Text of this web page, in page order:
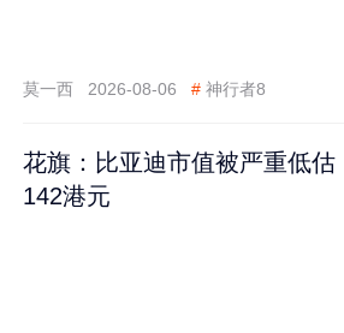
莫一西 2026-08-06 # 神行者8
花旗：比亚迪市值被严重低估
142港元